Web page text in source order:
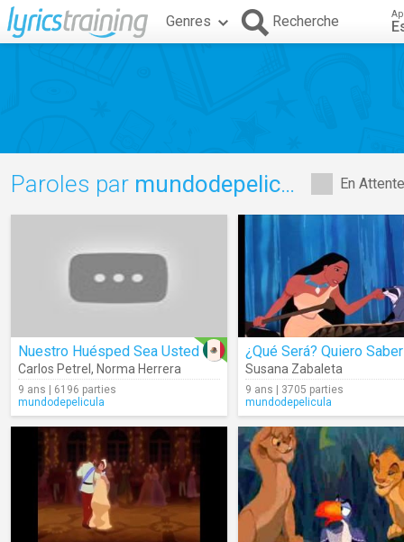
Genres Recherche
En
Paroles par mundodepelicula
Nuestro Huésped Sea Usted
Carlos Petrel , Norma Herrera
9 ans | 6196 parties
mundodepelicula
¿Qué Será? Quiero Saber
Susana Zabaleta
9 ans | 3705 parties
mundodepelicula